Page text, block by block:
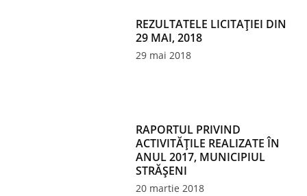
REZULTATELE LICITAŢIEI DIN
29 MAI, 2018
29 mai 2018
RAPORTUL PRIVIND
ACTIVITĂȚILE REALIZATE ÎN
ANUL 2017, MUNICIPIUL
STRĂȘENI
20 martie 2018